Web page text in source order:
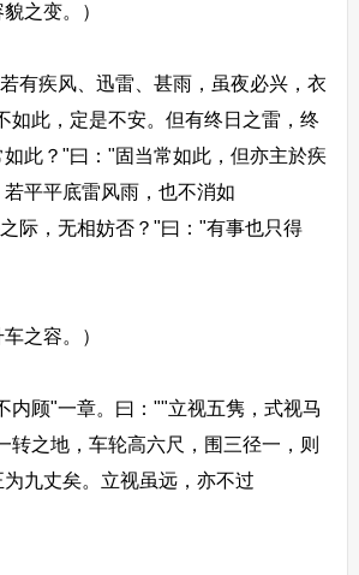
之变。）
疾风、迅雷、甚雨，虽夜必兴，衣
如此，定是不安。但有终日之雷，终
此？"曰："固当常如此，但亦主於疾
平平底雷风雨，也不消如
际，无相妨否？"曰："有事也只得
之容。）
顾"一章。曰：""立视五隽，式视马
转之地，车轮高六尺，围三径一，则
九丈矣。立视虽远，亦不过